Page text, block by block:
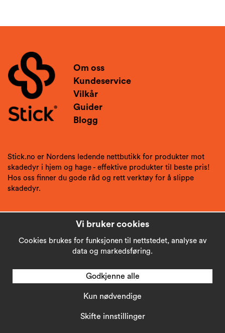
Om oss
Kundeservice
Vilkår
Guider
Blogg
Stick.no er Nordens ledende nettbutikk for produkter mot
skadedyr i hjem og hage - effektive produkter til beste pris!
Hos oss finner du gode råd og rett verktøy for å slippe
skadedyr.
Vi bruker cookies
Cookies brukes for funksjonen til nettstedet, analyse av
data og markedsføring.
Skifte innstillinger
Kun nødvendige
Godkjenne alle